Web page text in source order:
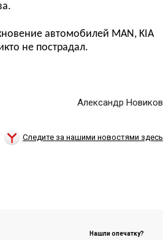
автомобилей MAN, KIA
не пострадал.
Александр Новиков
Следите за нашими новостями здесь
Нашли опечатку?